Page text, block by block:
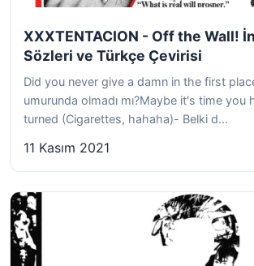
XXXTENTACION - Off the Wall!
Sözleri ve Türkçe Çevirisi
Did you never give a damn in the first
umurunda olmadı mı?Maybe it's time you
turned (Cigarettes, hahaha)- Belki d...
11 Kasım 2021